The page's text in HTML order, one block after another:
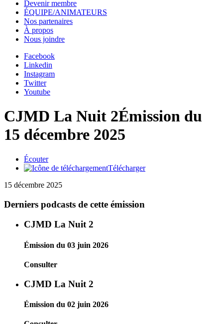
Devenir membre
ÉQUIPE/ANIMATEURS
Nos partenaires
À propos
Nous joindre
Facebook
Linkedin
Instagram
Twitter
Youtube
CJMD La Nuit 2Émission du
15 décembre 2025
Écouter
Télécharger
15 décembre 2025
Derniers podcasts de cette émission
CJMD La Nuit 2
Émission du 03 juin 2026
Consulter
CJMD La Nuit 2
Émission du 02 juin 2026